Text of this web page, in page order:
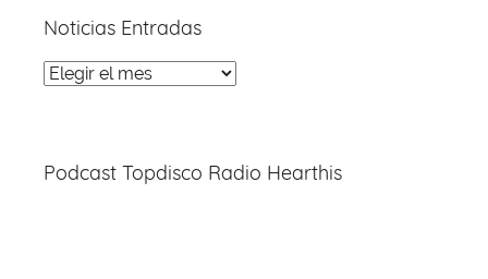
Noticias Entradas
Noticias
Podcast Topdisco Radio Hearthis